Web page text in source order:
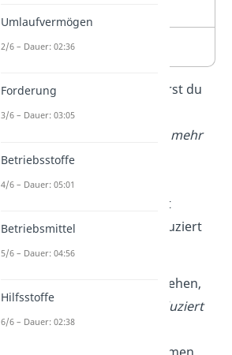
= Betriebsergebnis
Bestandsveränderungen führst du
alseigene Posten
mehr
als es verkauft
Bestandserhöhungen
du, da sie zwar nicht
verkauft, aber dennoch produziert
wurden.
entstehen,
wennmehr verkauft als produziert
wurde. Das ist beispielsweise
Umlaufvermögen
2/6 – Dauer: 02:36
Forderung
3/6 – Dauer: 03:05
Betriebsstoffe
4/6 – Dauer: 05:01
Betriebsmittel
5/6 – Dauer: 04:56
Hilfsstoffe
6/6 – Dauer: 02:38